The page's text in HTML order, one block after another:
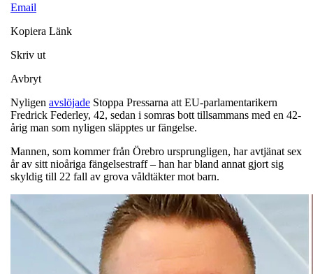
Email
Kopiera Länk
Skriv ut
Avbryt
Nyligen avslöjade Stoppa Pressarna att EU-parlamentarikern
Fredrick Federley, 42, sedan i somras bott tillsammans med en 42-
årig man som nyligen släpptes ur fängelse.
Mannen, som kommer från Örebro ursprungligen, har avtjänat sex
år av sitt nioåriga fängelsestraff – han har bland annat gjort sig
skyldig till 22 fall av grova våldtäkter mot barn.